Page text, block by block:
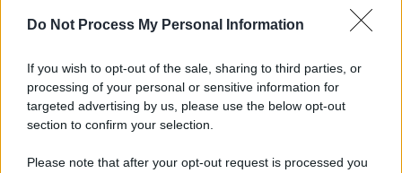
Do Not Process My Personal Information
If you wish to opt-out of the sale, sharing to third parties, or
processing of your personal or sensitive information for
targeted advertising by us, please use the below opt-out
section to confirm your selection.
Please note that after your opt-out request is processed you